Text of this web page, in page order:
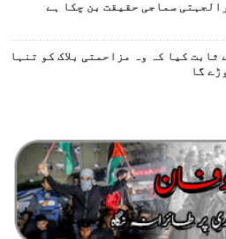
سماجی حقیقت بن چکا ہے
ثابت کیا کہ وہ مزاحمتی بلاک کو تنہا
گا